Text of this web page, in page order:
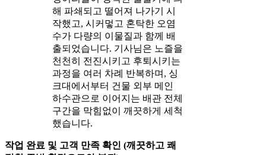
해 파쇄되고 떨어져 나가기 시
작했고, 시커멓고 혼탁한 오염
수가 다량의 이물질과 함께 배
출되었습니다. 기사님은 노즐을
천천히 전진시키고 후퇴시키는
과정을 여러 차례 반복하며, 싱
크대에서부터 건물 외부 메인
하수관으로 이어지는 배관 전체
구간을 막힘없이 깨끗하게 세척
했습니다.
작업 완료 및 고객 만족 확인 (깨끗하고 쾌